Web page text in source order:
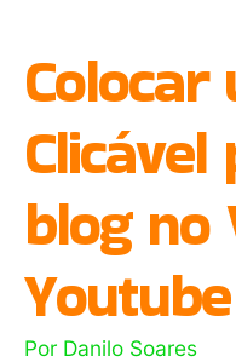
blog no
Youtube
Por Danilo Soares